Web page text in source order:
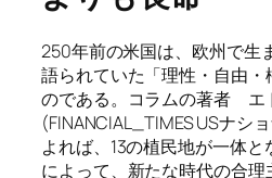
250年前の米国は、欧州で生
語られていた「理性・自由
のである。コラムの著者 エ
(FINANCIAL_TIMES USナシ
よれば、13の植民地が一体
によって、新たな時代の合